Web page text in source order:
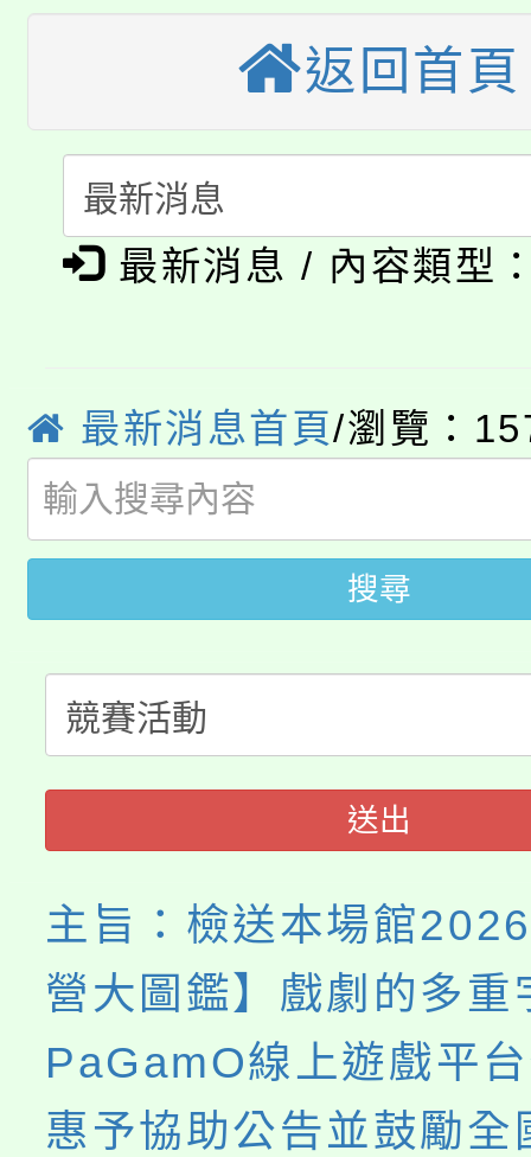
生本土語及新住民語歌
公告本校115學年度第
代理(課)教師甄選結果(
公告本校115學年度第
代理(課)教師甄選結果(
轉知中國文化大學推廣
《TA101》溝通分析基
心理、諮商輔導、社會
系所師生報名參加。
淨零綠生活教案入校路
學籍身 分審查程序及
版
淨零綠領人才培育課程
公告本校115學年度第
代理(課)教師甄選結果(
「2026金融保險知識
車」活動
桃園市115學年度學生
生本土語及新住民語歌
公告本校115學年度第
代理(課)教師甄選結果(
公告本校115學年度第
代理(課)教師甄選結果
轉知中國文化大學推廣
程，歡迎學生輔導中心
心理、諮商輔導、社會
系所師生報名參加。
返回首頁
最新消息 / 內容類型
最新消息首頁/瀏覽：
搜尋
送出
主旨：檢送本場館
營大圖鑑】戲劇的多重
PaGamO線上遊戲平
惠予協助公告並鼓勵全